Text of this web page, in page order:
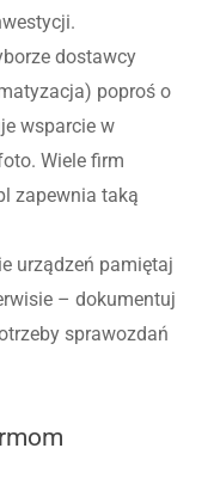
dostawcy
poproś o
wsparcie w
Wiele firm
zapewnia taką
urządzeń pamiętaj
– dokumentuj
sprawozdań